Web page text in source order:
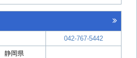
042-767-5442
静岡県